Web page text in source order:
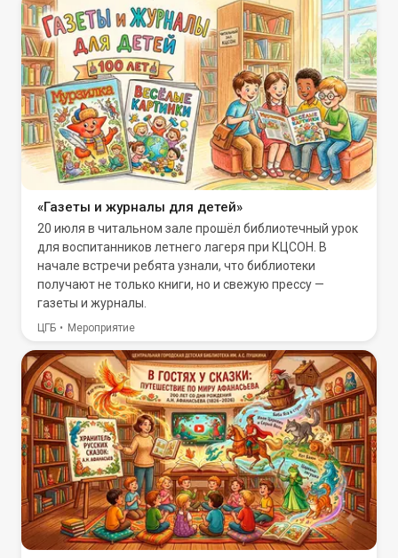
«Газеты и журналы для детей»
20 июля в читальном зале прошёл библиотечный урок
для воспитанников летнего лагеря при КЦСОН. В
начале встречи ребята узнали, что библиотеки
получают не только книги, но и свежую прессу —
газеты и журналы.
ЦГБ Мероприятие